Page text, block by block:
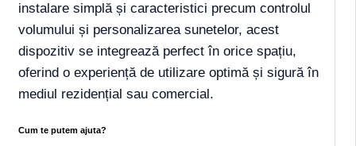
instalare simplă și caracteristici precum controlul
volumului și personalizarea sunetelor, acest
dispozitiv se integrează perfect în orice spațiu,
oferind o experiență de utilizare optimă și sigură în
mediul rezidențial sau comercial.
Cum te putem ajuta?